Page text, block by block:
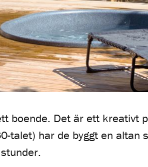
boende. Det är ett kreativt
talet) har de byggt en altan